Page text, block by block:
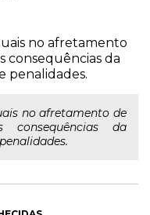
no afretamento
consequências da
penalidades.
no afretamento de
consequências da